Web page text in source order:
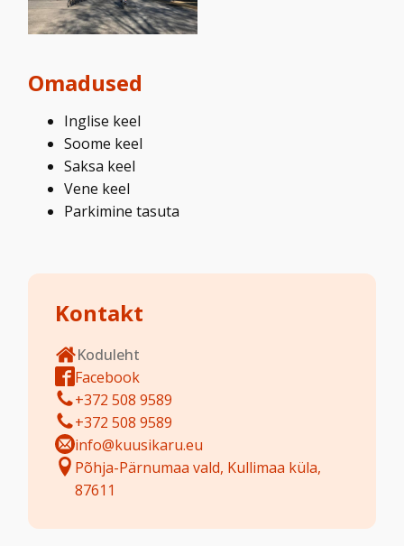
Omadused
Inglise keel
Soome keel
Saksa keel
Vene keel
Parkimine tasuta
Kontakt
Koduleht
Facebook
+372 508 9589
+372 508 9589
info@kuusikaru.eu
Põhja-Pärnumaa vald, Kullimaa küla,
87611